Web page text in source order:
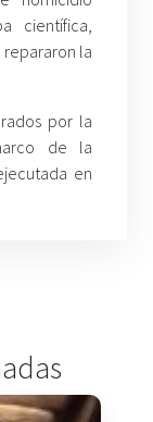
científica,
la
por la
de la
en